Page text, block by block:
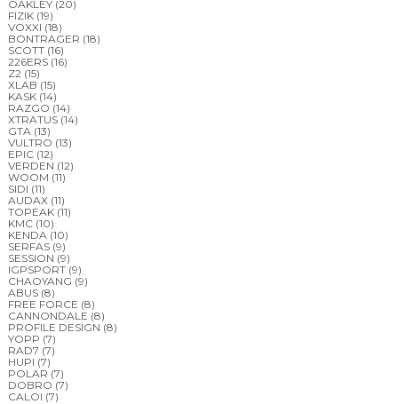
OAKLEY (20)
FIZIK (19)
VOXXI (18)
BONTRAGER (18)
SCOTT (16)
226ERS (16)
Z2 (15)
XLAB (15)
KASK (14)
RAZGO (14)
XTRATUS (14)
GTA (13)
VULTRO (13)
EPIC (12)
VERDEN (12)
WOOM (11)
SIDI (11)
AUDAX (11)
TOPEAK (11)
KMC (10)
KENDA (10)
SERFAS (9)
SESSION (9)
IGPSPORT (9)
CHAOYANG (9)
ABUS (8)
FREE FORCE (8)
CANNONDALE (8)
PROFILE DESIGN (8)
YOPP (7)
RAD7 (7)
HUPI (7)
POLAR (7)
DOBRO (7)
CALOI (7)